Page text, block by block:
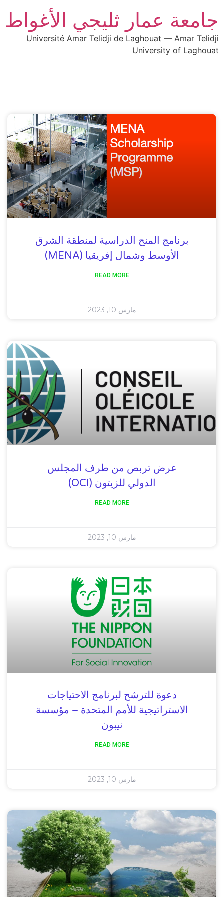
جامعة عمار ثليجي الأغواط
Université Amar Telidji de Laghouat — Amar Telidji
University of Laghouat
برنامج المنح الدراسية لمنطقة الشرق
الأوسط وشمال إفريقيا (MENA)
READ MORE
مارس 10, 2023
عرض تربص من طرف المجلس
الدولي للزيتون (OCI)
READ MORE
مارس 10, 2023
دعوة للترشح لبرنامج الاحتياجات
الاستراتيجية للأمم المتحدة – مؤسسة
نيبون
READ MORE
مارس 10, 2023